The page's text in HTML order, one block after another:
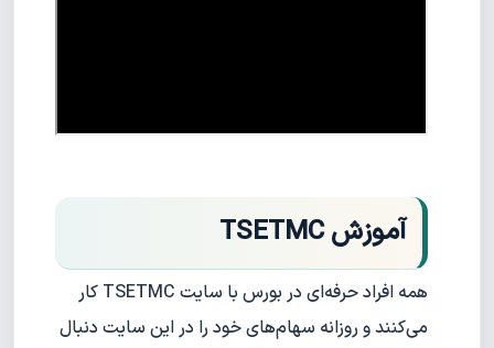
آموزش TSETMC
همه افراد حرفه‌ای در بورس با سایت TSETMC کار
می‌کنند و روزانه سهام‌های خود را در این سایت دنبال